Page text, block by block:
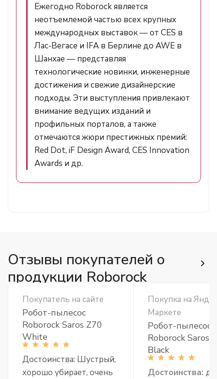
Ежегодно Roborock является
неотъемлемой частью всех крупных
международных выставок — от CES в
Лас‑Вегасе и IFA в Берлине до AWE в
Шанхае — представляя
технологические новинки, инженерные
достижения и свежие дизайнерские
подходы. Эти выступления привлекают
внимание ведущих изданий и
профильных порталов, а также
отмечаются жюри престижных премий:
Red Dot, iF Design Award, CES Innovation
Awards и др.
Отзывы покупателей о
продукции Roborock
Покупатель на сайте
Робот-пылесос
Roborock Saros Z70
White
Достоинства: Шустрый,
хорошо убирает, очень
Покупка на
Маркете
Робот-пылесос
Roborock Saros
Black
Достоинства: